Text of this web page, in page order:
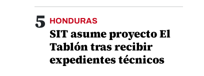
5 HONDURAS
SIT asume proyecto El
Tablón tras recibir
expedientes técnicos